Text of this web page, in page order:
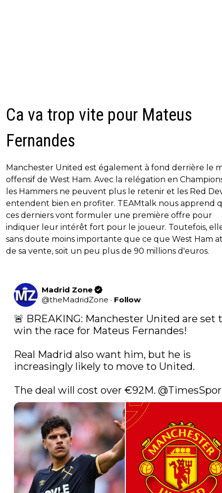
Ca va trop vite pour Mateus
Fernandes
Manchester United est également à fond derrière le
offensif de West Ham. Avec la relégation en
les Hammers ne peuvent plus le retenir et les Red
entendent bien en profiter. TEAMtalk nous apprend
ces derniers vont formuler une première offre pour
indiquer leur intérêt fort pour le joueur. Toutefois,
sans doute moins importante que ce que West Ham
de sa vente, soit un peu plus de 90 millions d'euros.
Madrid Zone
@theMadridZone · Follow
🚨 BREAKING: Manchester United are set
win the race for Mateus Fernandes!
Real Madrid also want him, but he is
increasingly likely to move to United.
The deal will cost over €92M.